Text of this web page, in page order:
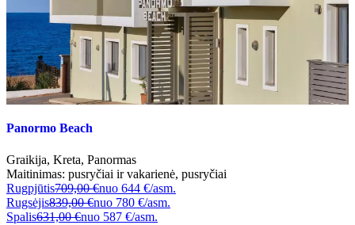
Panormo Beach
Graikija, Kreta, Panormas
Maitinimas: pusryčiai ir vakarienė, pusryčiai
Rugpjūtis709,00 €nuo 644 €/asm.
Rugsėjis839,00 €nuo 780 €/asm.
Spalis631,00 €nuo 587 €/asm.